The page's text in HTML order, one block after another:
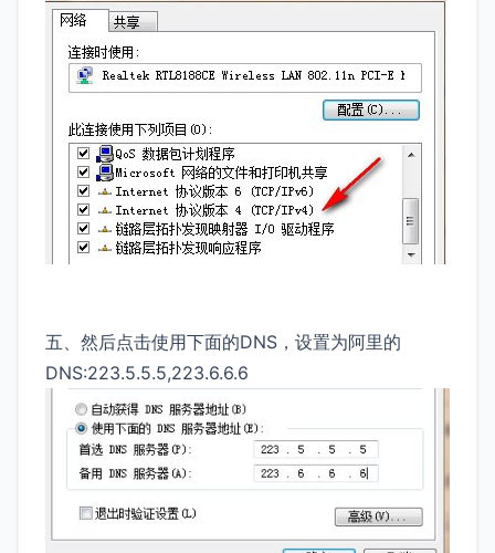
五、然后点击使用下面的DNS，设置为阿里的
DNS:223.5.5.5,223.6.6.6